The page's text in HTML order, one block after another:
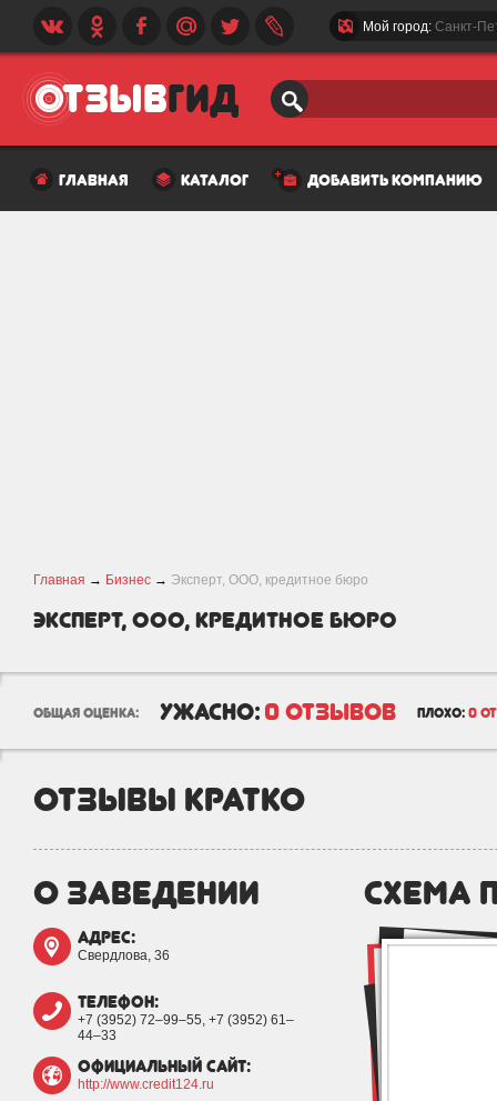
Мой город: Санкт-
главная каталог добавить компанию
Главная → Бизнес → Эксперт, ООО, кредитное бюро
Эксперт, ООО, кредитное бюро
общая оценка: ужасно: 0 отзывов плохо: 0
отзывы кратко
о заведении
адрес:
Свердлова, 36
телефон:
+7 (3952) 72‒99‒55, +7 (3952) 61‒
44‒33
официальный сайт:
http://www.credit124.ru
схема